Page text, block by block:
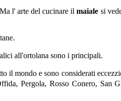
l' arte del cucinare ilmaiale si
all'ortolana sono i principali.
il mondo e sono considerati
Pergola, Rosso Conero, San